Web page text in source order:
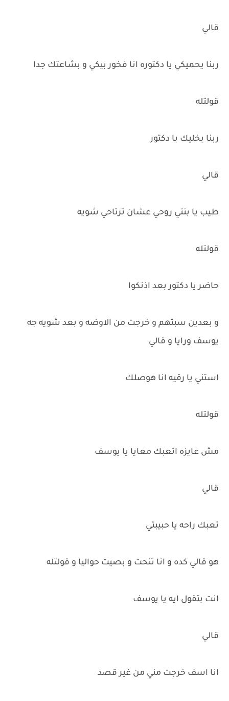
قالي
ربنا يحميكي يا دكتوره انا فخور بيكي و بشاعتك جدا
قولتله
ربنا يخليك يا دكتور
قالي
طيب يا بنتي روحي عشان ترتاحي شويه
قولتله
حاضر يا دكتور بعد اذنكوا
و بعدين سبتهم و خرجت من الاوضه و بعد شويه جه
يوسف ورايا و قالي
استني يا رقيه انا هوصلك
قولتله
مش عايزه اتعبك معايا يا يوسف
قالي
تعبك راحه يا حبيبتي
هو قالي كده و انا تنحت و بصيت حواليا و قولتله
انت بتقول ايه يا يوسف
قالي
انا اسف خرجت مني من غير قصد